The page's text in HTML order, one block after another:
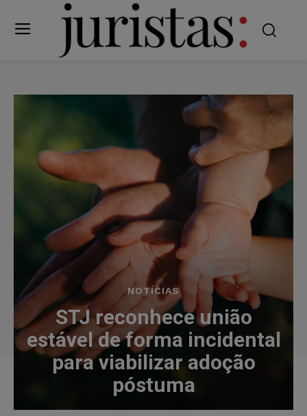
NOTÍCIAS
STJ reconhece união
estável de forma incidental
para viabilizar adoção
póstuma